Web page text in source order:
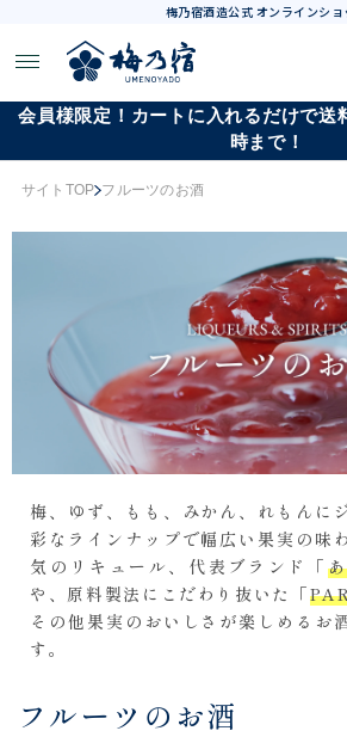
梅乃宿酒造公式 オンラインショ
会員様限定！カートに入れるだけで送
時まで！
サイトTOP フルーツのお酒
梅、ゆず、もも、みかん、れもんに
彩なラインナップで幅広い果実の味
気のリキュール、代表ブランド「
や、原料製法にこだわり抜いた「
その他果実のおいしさが楽しめるお
す。
フルーツのお酒